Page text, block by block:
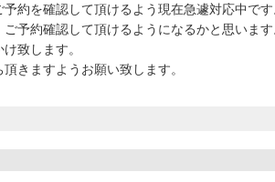
予約を確認して頂けるよう現在急遽対応中で
ご予約確認して頂けるようになるかと思いま
致します。
きますようお願い致します。